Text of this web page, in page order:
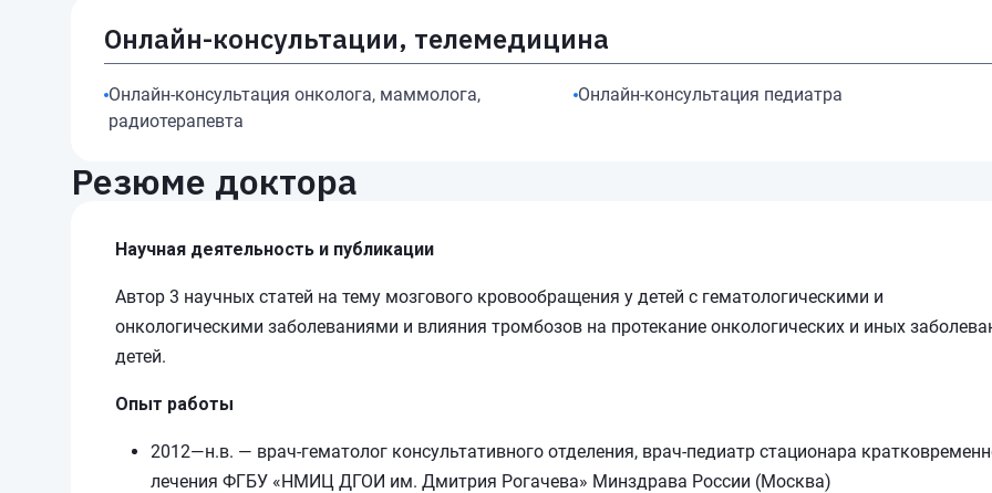
Онлайн-консультации, телемедицина
Онлайн-консультация онколога, маммолога,
радиотерапевта
Онлайн-консультация педиатра
Резюме доктора
Научная деятельность и публикации
Автор 3 научных статей на тему мозгового кровообращения у детей с гематологическими и
онкологическими заболеваниями и влияния тромбозов на протекание онкологических и иных
детей.
Опыт работы
2012—н.в. — врач-гематолог консультативного отделения, врач-педиатр стационара
лечения ФГБУ «НМИЦ ДГОИ им. Дмитрия Рогачева» Минздрава России (Москва)